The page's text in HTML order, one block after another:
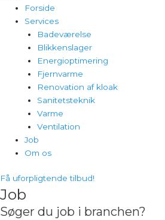
Forside
Services
Badeværelse
Blikkenslager
Energioptimering
Fjernvarme
Renovation af kloak
Sanitetsteknik
Varme
Ventilation
Job
Om os
Få uforpligtende tilbud!
Job
Søger du job i branchen?